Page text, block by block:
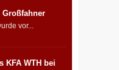
vor...
KFA WTH bei